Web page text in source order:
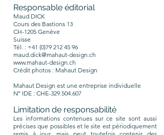
Responsable éditorial
Maud DICK
Cours des Bastions 13
CH-1205 Genève
Suisse
Tél. : +41 (0)79 212 45 96
maud.dick@mahaut-design.ch
www.mahaut-design.ch
Crédit photos : Mahaut Design
Mahaut Design est une entreprise individuelle
N° IDE : CHE-329.504.607
Limitation de responsabilité
Les informations contenues sur ce site sont aussi
précises que possibles et le site est périodiquement